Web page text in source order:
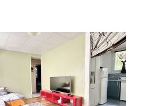
à vendre
€